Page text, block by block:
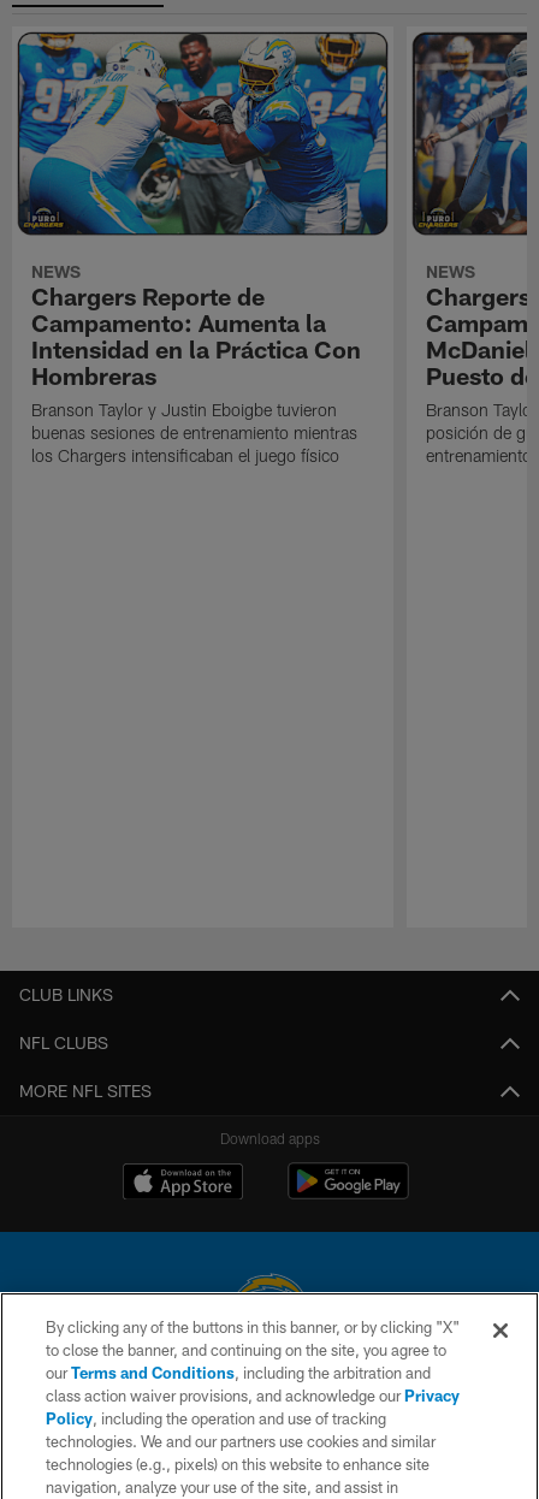
NEWS
Chargers Reporte de
Campamento: Aumenta la
Intensidad en la Práctica Con
Hombreras
Branson Taylor y Justin Eboigbe tuvieron
buenas sesiones de entrenamiento mientras
los Chargers intensificaban el juego físico
NEWS
Chargers
Puesto
Branson
posición de
entrenamiento
CLUB LINKS
NFL CLUBS
MORE NFL SITES
Download apps
© 2026 Chargers Football Company, LLC. All rights reserved. This website
is managed on a digital platform of the National Football League.
CONTACT US
WEBSITE ACCESSIBILITY
By clicking any of the buttons in this banner, or by clicking "X"
to close the banner, and continuing on the site, you agree to
ourTerms and Conditions, including the arbitration and
class action waiver provisions, and acknowledge ourPrivacy
Policy, including the operation and use of tracking
technologies. We and our partners use cookies and similar
technologies (e.g., pixels) on this website to enhance site
navigation, analyze your use of the site, and assist in